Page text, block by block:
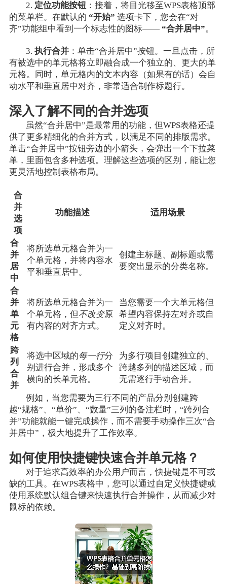
2. 定位功能按钮 ：接着，将目光移至WPS表格顶部
的菜单栏。在默认的 “开始” 选项卡下，您会在“对
齐”功能组中看到一个标志性的图标—— “合并居中”。
3.执行合并 ：单击“合并居中”按钮。一旦点击，所
有被选中的单元格将立即融合成一个独立的、更大的单
元格。同时，单元格内的文本内容（如果有的话）会自
动水平和垂直居中对齐，非常适合制作标题行。
深入了解不同的合并选项
虽然“合并居中”是最常用的功能，但WPS表格还提
供了更多精细化的合并方式，以满足不同的排版需求。
单击“合并居中”按钮旁边的小箭头，会弹出一个下拉菜
单，里面包含多种选项。理解这些选项的区别，能让您
更灵活地控制表格布局。
合
并
选
项
功能描述 适用场景
合
并
居
中
将所选单元格合并为一
个单元格，并将内容水
平和垂直居中。
创建主标题、副标题或需
要突出显示的分类名称。
合
并
单
元
格
将所选单元格合并为一
个单元格，但不改变原
有内容的对齐方式。
当您需要一个大单元格但
希望内容保持左对齐或自
定义对齐时。
跨
列
合
并
将选中区域的每一行分
别进行合并，形成多个
横向的长单元格。
为多行项目创建独立的、
跨越多列的描述区域，而
无需逐行手动合并。
例如，当您需要为三行不同的产品分别创建跨
越“规格”、“单价”、“数量”三列的备注栏时，“跨列合
并”功能就能一键完成操作，而不需要手动操作三次“合
并居中”，极大地提升了工作效率。
如何使用快捷键快速合并单元格？
对于追求高效率的办公用户而言，快捷键是不可或
缺的工具。在WPS表格中，您可以通过自定义快捷键或
使用系统默认组合键来快速执行合并操作，从而减少对
鼠标的依赖。